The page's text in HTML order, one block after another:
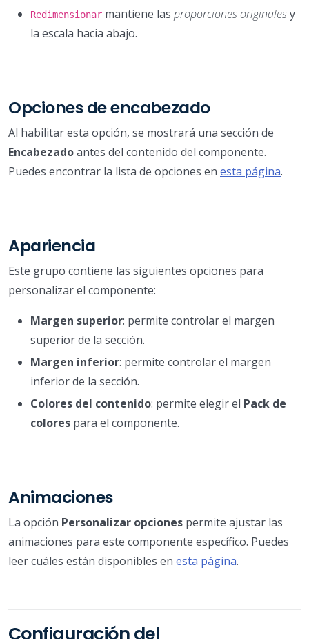
Redimensionar mantiene las proporciones originalesy
la escala hacia abajo.
Opciones de encabezado
Al habilitar esta opción, se mostrará una sección de
Encabezadoantes del contenido del componente.
Puedes encontrar la lista de opciones en esta página.
Apariencia
Este grupo contiene las siguientes opciones para
personalizar el componente:
Margen superior: permite controlar el margen
superior de la sección.
Margen inferior: permite controlar el margen
inferior de la sección.
Colores del contenido: permite elegir el Pack de
colores para el componente.
Animaciones
La opción Personalizar opciones permite ajustar las
animaciones para este componente específico. Puedes
leer cuáles están disponibles en esta página.
Configuración del